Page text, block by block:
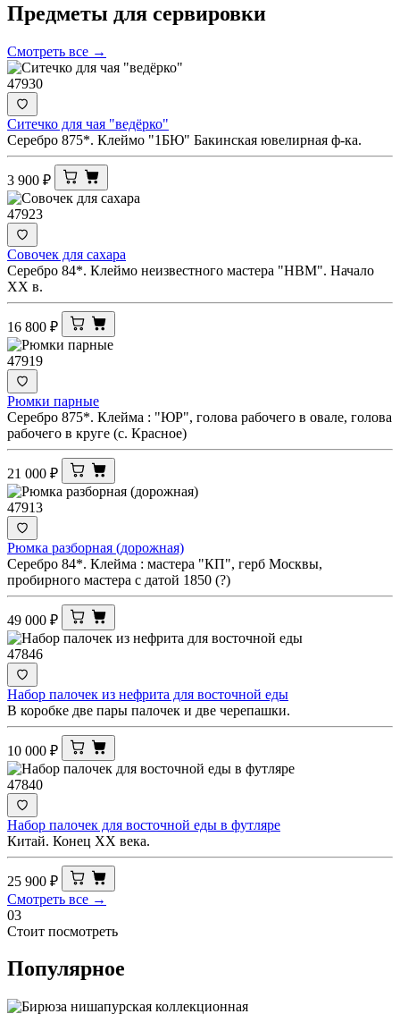
Предметы для сервировки
Смотреть все →
47930
Ситечко для чая "ведёрко"
Серебро 875*. Клеймо "1БЮ" Бакинская ювелирная ф-ка.
3 900 ₽
47923
Совочек для сахара
Серебро 84*. Клеймо неизвестного мастера "НВМ". Начало
XX в.
16 800 ₽
47919
Рюмки парные
Серебро 875*. Клейма : "ЮР", голова рабочего в овале, голова
рабочего в круге (с. Красное)
21 000 ₽
47913
Рюмка разборная (дорожная)
Серебро 84*. Клейма : мастера "КП", герб Москвы,
пробирного мастера с датой 1850 (?)
49 000 ₽
47846
Набор палочек из нефрита для восточной еды
В коробке две пары палочек и две черепашки.
10 000 ₽
47840
Набор палочек для восточной еды в футляре
Китай. Конец ХХ века.
25 900 ₽
Смотреть все →
03
Стоит посмотреть
Популярное